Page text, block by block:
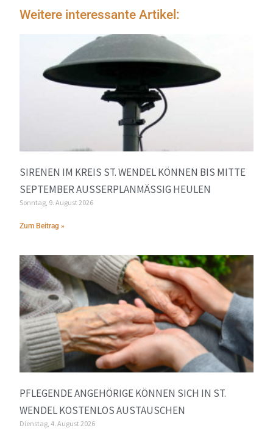
Weitere interessante Artikel:
SIRENEN IM KREIS ST. WENDEL KÖNNEN BIS MITTE
SEPTEMBER AUSSERPLANMÄSSIG HEULEN
Sonntag, 9. August 2026
Zum Beitrag »
PFLEGENDE ANGEHÖRIGE KÖNNEN SICH IN ST.
WENDEL KOSTENLOS AUSTAUSCHEN
Dienstag, 4. August 2026